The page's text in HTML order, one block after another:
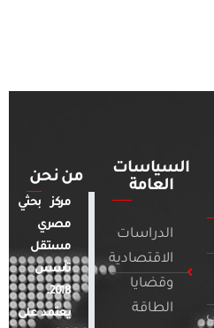
السياسات
العامة
الدراسات
الاقتصادية
وقضايا
الطاقة
من نحن
مركز بحثي
مصري
مستقل
تأسس
2018.
يعتمد على